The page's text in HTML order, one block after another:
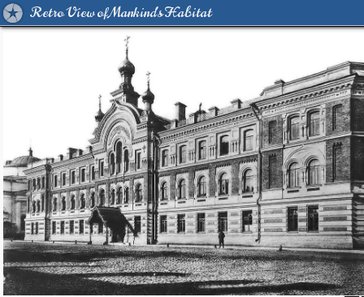
Retro View of Mankind's Habitat